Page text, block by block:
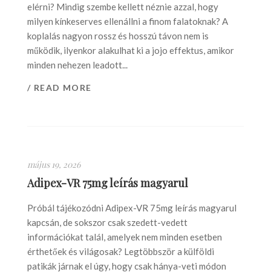
elérni? Mindig szembe kellett néznie azzal, hogy
milyen kínkeserves ellenállni a finom falatoknak? A
koplalás nagyon rossz és hosszú távon nem is
működik, ilyenkor alakulhat ki a jojo effektus, amikor
minden nehezen leadott...
/ READ MORE
május 19, 2026
Adipex-VR 75mg leírás magyarul
Próbál tájékozódni Adipex-VR 75mg leírás magyarul
kapcsán, de sokszor csak szedett-vedett
információkat talál, amelyek nem minden esetben
érthetőek és világosak? Legtöbbször a külföldi
patikák járnak el úgy, hogy csak hánya-veti módon